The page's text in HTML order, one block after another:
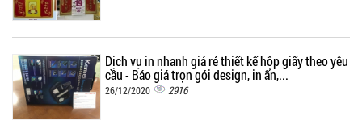
Dịch vụ in nhanh giá rẻ thiết kế hộp giấy theo yêu
cầu - Báo giá trọn gói design, in ấn,...
26/12/2020 2916